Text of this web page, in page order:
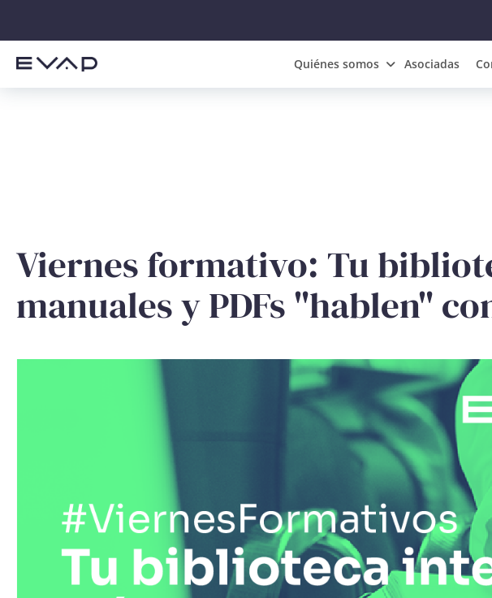
Quiénes somos Asociadas
Viernes formativo: Tu
manuales y PDFs "hablen"